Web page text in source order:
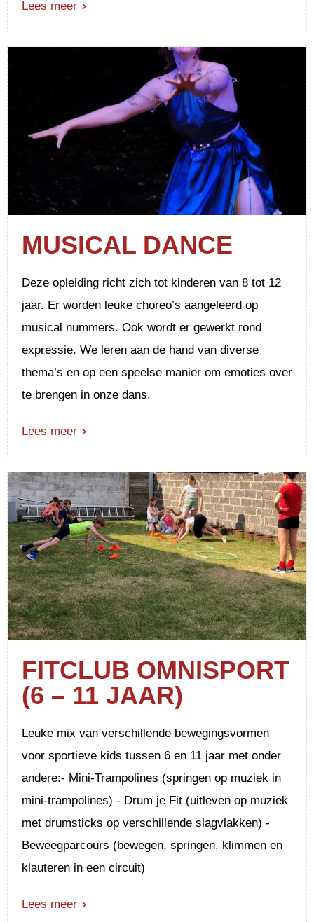
Lees meer
MUSICAL DANCE
Deze opleiding richt zich tot kinderen van 8 tot 12
jaar. Er worden leuke choreo’s aangeleerd op
musical nummers. Ook wordt er gewerkt rond
expressie. We leren aan de hand van diverse
thema’s en op een speelse manier om emoties over
te brengen in onze dans.
Lees meer
FITCLUB OMNISPORT
(6 – 11 JAAR)
Leuke mix van verschillende bewegingsvormen
voor sportieve kids tussen 6 en 11 jaar met onder
andere:- Mini-Trampolines (springen op muziek in
mini-trampolines) - Drum je Fit (uitleven op muziek
met drumsticks op verschillende slagvlakken) -
Beweegparcours (bewegen, springen, klimmen en
klauteren in een circuit)
Lees meer